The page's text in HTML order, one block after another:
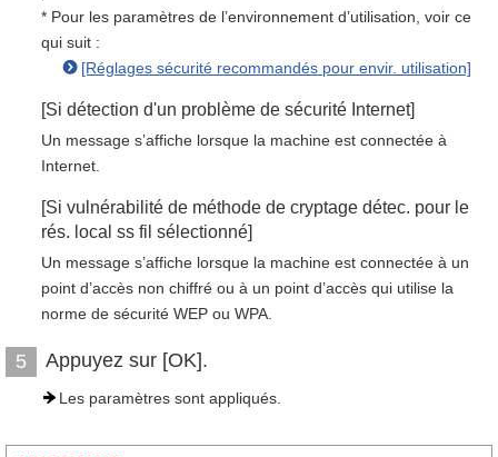
* Pour les paramètres de l’environnement d’utilisation, voir ce
qui suit :
[Réglages sécurité recommandés pour envir. utilisation]
[Si détection d'un problème de sécurité Internet]
Un message s’affiche lorsque la machine est connectée à
Internet.
[Si vulnérabilité de méthode de cryptage détec. pour le
rés. local ss fil sélectionné]
Un message s’affiche lorsque la machine est connectée à un
point d’accès non chiffré ou à un point d’accès qui utilise la
norme de sécurité WEP ou WPA.
5 Appuyez sur [OK].
Les paramètres sont appliqués.